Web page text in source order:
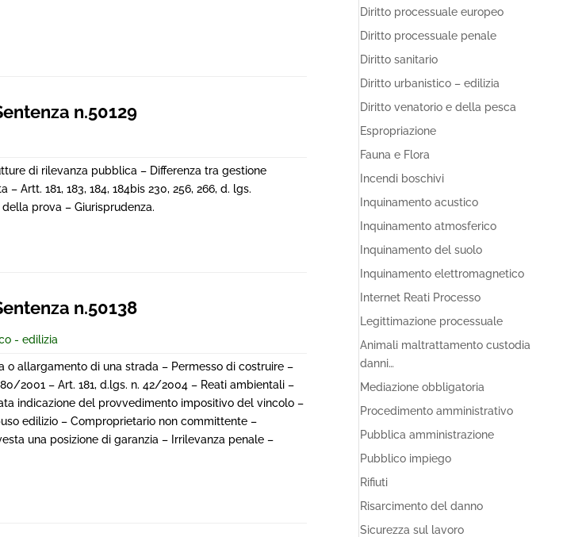
n.50129
di rilevanza pubblica – Differenza tra gestione
181, 183, 184, 184bis 230, 256, 266, d. lgs.
prova – Giurisprudenza.
n.50138
- edilizia
o allargamento di una strada – Permesso di costruire –
2001 – Art. 181, d.lgs. n. 42/2004 – Reati ambientali –
indicazione del provvedimento impositivo del vincolo –
edilizio – Comproprietario non committente –
una posizione di garanzia – Irrilevanza penale –
Diritto processuale europeo
Diritto processuale penale
Diritto sanitario
Diritto urbanistico – edilizia
Diritto venatorio e della pesca
Espropriazione
Fauna e Flora
Incendi boschivi
Inquinamento acustico
Inquinamento atmosferico
Inquinamento del suolo
Inquinamento elettromagnetico
Internet Reati Processo
Legittimazione processuale
Animali maltrattamento custodia
danni…
Mediazione obbligatoria
Procedimento amministrativo
Pubblica amministrazione
Pubblico impiego
Rifiuti
Risarcimento del danno
Sicurezza sul lavoro